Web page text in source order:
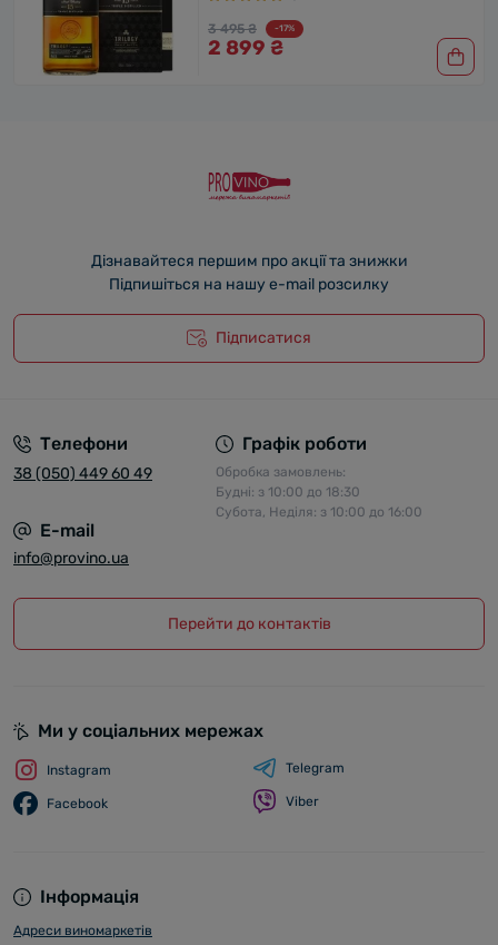
3 495 ₴ -17%
2 899 ₴
Дізнавайтеся першим про акції та знижки
Підпишіться на нашу e-mail розсилку
Підписатися
Телефони
38 (050) 449 60 49
Графік роботи
Обробка замовлень:
Будні: з 10:00 до 18:30
Субота, Неділя: з 10:00 до 16:00
E-mail
info@provino.ua
Перейти до контактів
Інформація
Адреси виномаркетів
Ми у соціальних мережах
Instagram
Facebook
Telegram
Viber